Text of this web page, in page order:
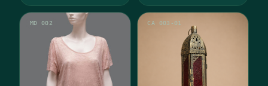
MD 002 CA 003-01